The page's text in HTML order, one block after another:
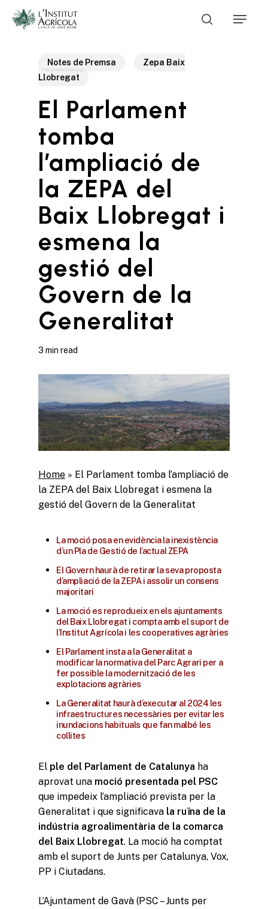
Skip
Cerca
Menu
Notes de Premsa
Zepa Baix
Llobregat
El Parlament
tomba
l’ampliació de
la ZEPA del
Baix Llobregat i
esmena la
gestió del
Govern de la
Generalitat
3 min read
Home » El Parlament tomba l’ampliació de
la ZEPA del Baix Llobregat i esmena la
gestió del Govern de la Generalitat
La moció posa en evidència la inexistència
d’un Pla de Gestió de l’actual ZEPA
El Govern haurà de retirar la seva proposta
d’ampliació de la ZEPA i assolir un consens
majoritari
La moció es reprodueix en els ajuntaments
del Baix Llobregat i compta amb el suport de
l’Institut Agrícola i les cooperatives agràries
El Parlament insta a la Generalitat a
modificar la normativa del Parc Agrari per a
fer possible la modernització de les
explotacions agràries
La Generalitat haurà d’executar al 2024 les
infraestructures necessàries per evitar les
inundacions habituals que fan malbé les
collites
El ple del Parlament de Catalunya ha
aprovat una moció presentada pel PSC
que impedeix l’ampliació prevista per la
Generalitat i que significava la ruïna de la
indústria agroalimentària de la comarca
del Baix Llobregat. La moció ha comptat
amb el suport de Junts per Catalunya, Vox,
PP i Ciutadans.
L’Ajuntament de Gavà (PSC – Junts per